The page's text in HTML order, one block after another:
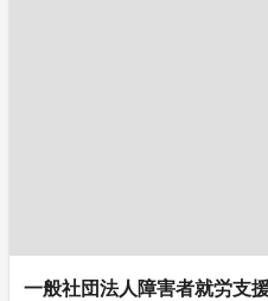
一般社団法人障害者就労支